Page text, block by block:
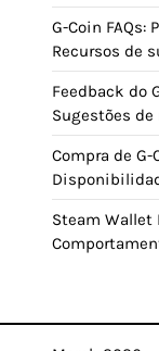
G-Coin FAQs:
Recursos de
Feedback do
Sugestões
Compra de
Steam Wallet